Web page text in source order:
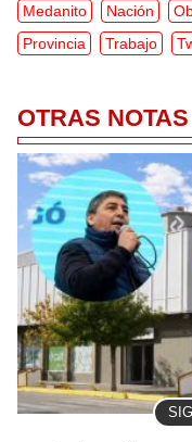
Medanito
Nación
Provincia
Trabajo
OTRAS NOTAS